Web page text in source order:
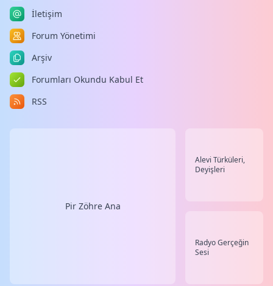
İletişim
Forum Yönetimi
Arşiv
Forumları Okundu Kabul Et
RSS
Pir Zöhre Ana
Alevi Türküleri,
Deyişleri
Radyo Gerçeğin
Sesi